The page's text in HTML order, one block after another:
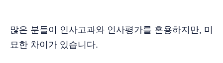
많은 분들이 인사고과와 인사평가를 혼용하지만, 미
묘한 차이가 있습니다.